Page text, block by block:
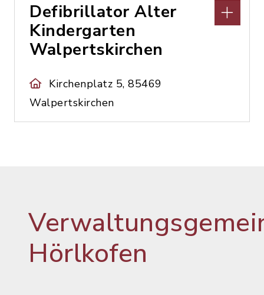
Defibrillator Alter
Kindergarten
Walpertskirchen
Kirchenplatz 5, 85469
Walpertskirchen
Hörlkofen